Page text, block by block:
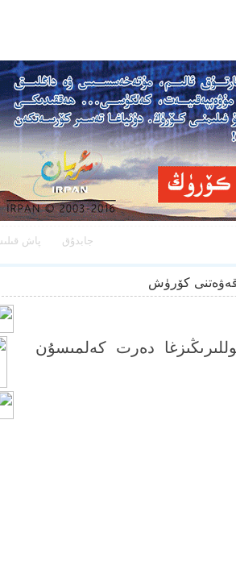
جابدۇق پاش
كۆرۈش
دەرت كەلمىسۇن